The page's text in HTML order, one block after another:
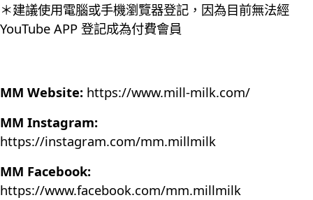
＊建議使用電腦或手機瀏覽器登記，因為目前無法經
YouTube APP 登記成為付費會員
MM Website: https://www.mill-milk.com/
MM Instagram:
https://instagram.com/mm.millmilk
MM Facebook:
https://www.facebook.com/mm.millmilk